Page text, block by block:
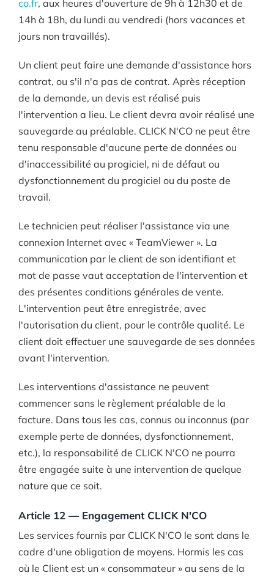
co.fr, aux heures d'ouverture de 9h à 12h30 et de
14h à 18h, du lundi au vendredi (hors vacances et
jours non travaillés).
Un client peut faire une demande d'assistance hors
contrat, ou s'il n'a pas de contrat. Après réception
de la demande, un devis est réalisé puis
l'intervention a lieu. Le client devra avoir réalisé une
sauvegarde au préalable. CLICK N'CO ne peut être
tenu responsable d'aucune perte de données ou
d'inaccessibilité au progiciel, ni de défaut ou
dysfonctionnement du progiciel ou du poste de
travail.
Le technicien peut réaliser l'assistance via une
connexion Internet avec « TeamViewer ». La
communication par le client de son identifiant et
mot de passe vaut acceptation de l'intervention et
des présentes conditions générales de vente.
L'intervention peut être enregistrée, avec
l'autorisation du client, pour le contrôle qualité. Le
client doit effectuer une sauvegarde de ses données
avant l'intervention.
Les interventions d'assistance ne peuvent
commencer sans le règlement préalable de la
facture. Dans tous les cas, connus ou inconnus (par
exemple perte de données, dysfonctionnement,
etc.), la responsabilité de CLICK N'CO ne pourra
être engagée suite à une intervention de quelque
nature que ce soit.
Article 12 — Engagement CLICK N'CO
Les services fournis par CLICK N'CO le sont dans le
cadre d'une obligation de moyens. Hormis les cas
où le Client est un « consommateur » au sens de la